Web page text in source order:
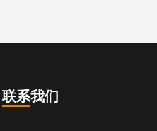
联系我们